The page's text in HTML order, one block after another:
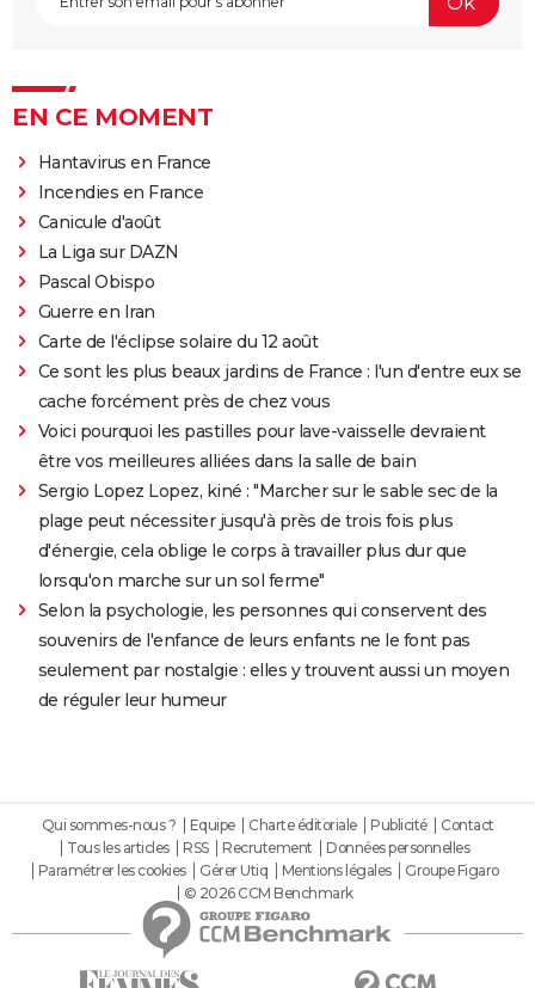
EN CE MOMENT
Hantavirus en France
Incendies en France
Canicule d'août
La Liga sur DAZN
Pascal Obispo
Guerre en Iran
Carte de l'éclipse solaire du 12 août
Ce sont les plus beaux jardins de France : l'un d'entre eux se
cache forcément près de chez vous
Voici pourquoi les pastilles pour lave-vaisselle devraient
être vos meilleures alliées dans la salle de bain
Sergio Lopez Lopez, kiné : "Marcher sur le sable sec de la
plage peut nécessiter jusqu'à près de trois fois plus
d'énergie, cela oblige le corps à travailler plus dur que
lorsqu'on marche sur un sol ferme"
Selon la psychologie, les personnes qui conservent des
souvenirs de l'enfance de leurs enfants ne le font pas
seulement par nostalgie : elles y trouvent aussi un moyen
de réguler leur humeur
Qui sommes-nous ? Equipe Charte éditoriale Publicité
Contact
Tous les articles
RSS Recrutement
Données personnelles
Paramétrer les cookies
Gérer Utiq Mentions légales
Groupe Figaro
© 2026 CCM Benchmark